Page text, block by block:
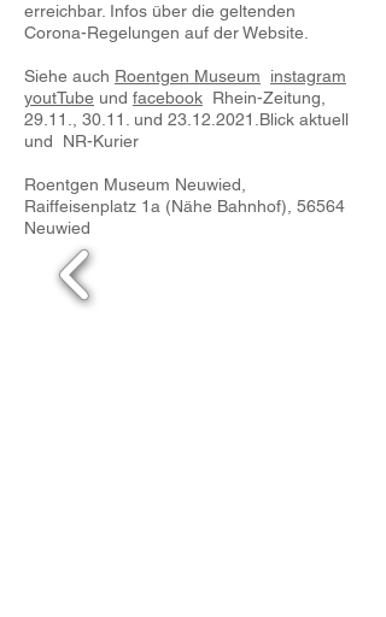
erreichbar. Infos über die geltenden
Corona-Regelungen auf der Website.
Siehe auch Roentgen Museum
instagram
youtTube und facebook Rhein-Zeitung,
29.11., 30.11. und 23.12.2021 .Blick aktuell
und NR-Kurier
Roentgen Museum Neuwied,
Raiffeisenplatz 1a (Nähe Bahnhof), 56564
Neuwied